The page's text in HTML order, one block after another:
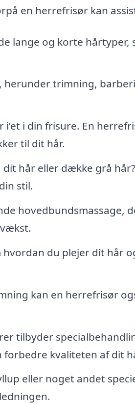
en herrefrisør kan
lange og korte
herunder trimning,
i din frisure. En
til dit hår.
hår eller dække grå
stil.
hovedbundsmassage,
hvordan du plejer dit hår
kan en herrefrisør
tilbyder
kvaliteten af dit
eller noget andet